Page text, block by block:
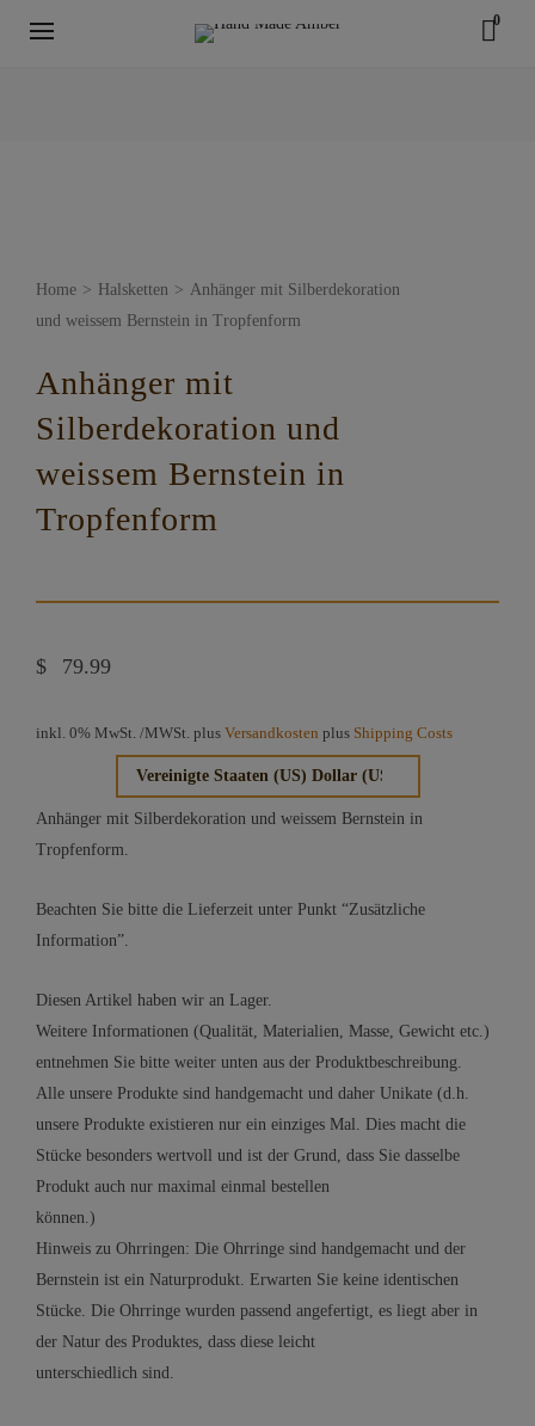
0
Home > Halsketten > Anhänger mit Silberdekoration
und weissem Bernstein in Tropfenform
Anhänger mit
Silberdekoration und
weissem Bernstein in
Tropfenform
$ 79.99
inkl. 0% MwSt. /MWSt. plus Versandkosten plus Shipping Costs
Anhänger mit Silberdekoration und weissem Bernstein in
Tropfenform.
Beachten Sie bitte die Lieferzeit unter Punkt “Zusätzliche
Information”.
Diesen Artikel haben wir an Lager.
Weitere Informationen (Qualität, Materialien, Masse, Gewicht etc.)
entnehmen Sie bitte weiter unten aus der Produktbeschreibung.
Alle unsere Produkte sind handgemacht und daher Unikate (d.h.
unsere Produkte existieren nur ein einziges Mal. Dies macht die
Stücke besonders wertvoll und ist der Grund, dass Sie dasselbe
Produkt auch nur maximal einmal bestellen
können.)
Hinweis zu Ohrringen: Die Ohrringe sind handgemacht und der
Bernstein ist ein Naturprodukt. Erwarten Sie keine identischen
Stücke. Die Ohrringe wurden passend angefertigt, es liegt aber in
der Natur des Produktes, dass diese leicht
unterschiedlich sind.